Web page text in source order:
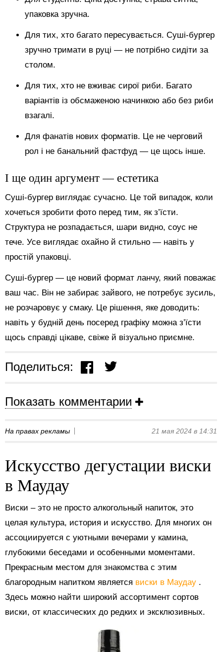
упаковка зручна.
Для тих, хто багато пересувається. Суші-бургер
зручно тримати в руці — не потрібно сидіти за
столом.
Для тих, хто не вживає сирої риби. Багато
варіантів із обсмаженою начинкою або без риби
взагалі.
Для фанатів нових форматів. Це не черговий
рол і не банальний фастфуд — це щось інше.
І ще один аргумент — естетика
Суші-бургер виглядає сучасно. Це той випадок, коли
хочеться зробити фото перед тим, як з’їсти.
Структура не розпадається, шари видно, соус не
тече. Усе виглядає охайно й стильно — навіть у
простій упаковці.
Суші-бургер — це новий формат ланчу, який поважає
ваш час. Він не забирає зайвого, не потребує зусиль,
не розчаровує у смаку. Це рішення, яке доводить:
навіть у будній день посеред графіку можна з’їсти
щось справді цікаве, свіже й візуально приємне.
Поделиться:
Показать комментарии
На правах рекламы 21 мая 2024 в 14:31
Искусство дегустации виски
в Маудау
Виски – это не просто алкогольный напиток, это
целая культура, история и искусство. Для многих он
ассоциируется с уютными вечерами у камина,
глубокими беседами и особенными моментами.
Прекрасным местом для знакомства с этим
благородным напитком является виски в Маудау .
Здесь можно найти широкий ассортимент сортов
виски, от классических до редких и эксклюзивных.